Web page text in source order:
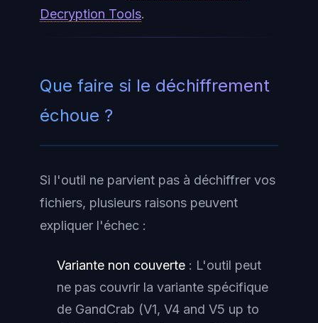
Decryption Tools.
Que faire si le déchiffrement
échoue ?
Si l'outil ne parvient pas à déchiffrer vos
fichiers, plusieurs raisons peuvent
expliquer l'échec :
Variante non couverte : L'outil peut
ne pas couvrir la variante spécifique
de GandCrab (V1, V4 and V5 up to